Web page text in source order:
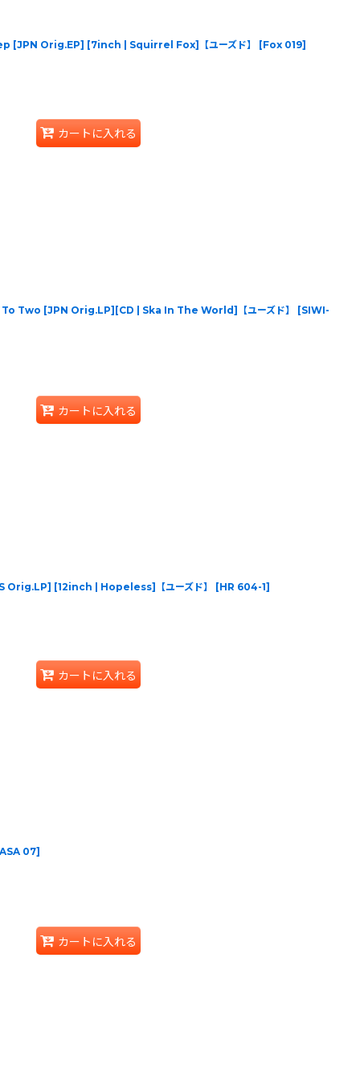
[JPN Orig.EP] [7inch | Squirrel Fox]【ユーズド】 [Fox 019]
カートに入れる
Two [JPN Orig.LP][CD | Ska In The World]【ユーズド】 [SIWI-
カートに入れる
[12inch | Hopeless]【ユーズド】 [HR 604-1]
カートに入れる
07]
カートに入れる